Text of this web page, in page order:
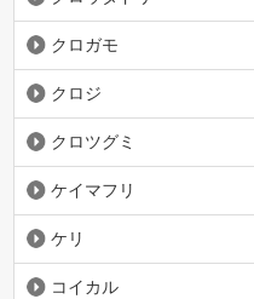
クロガモ
クロジ
クロツグミ
ケイマフリ
ケリ
コイカル